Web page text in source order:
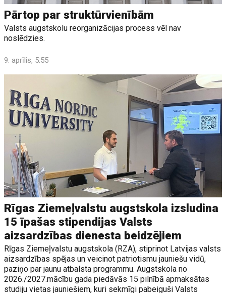
Pārtop par struktūrvienībām
Valsts augstskolu reorganizācijas process vēl nav
noslēdzies.
9. aprīlis, 5:55
Rīgas Ziemeļvalstu augstskola izsludina
15 īpašas stipendijas Valsts
aizsardzības dienesta beidzējiem
Rīgas Ziemeļvalstu augstskola (RZA), stiprinot Latvijas valsts
aizsardzības spējas un veicinot patriotismu jauniešu vidū,
paziņo par jaunu atbalsta programmu. Augstskola no
2026./2027.mācību gada piedāvās 15 pilnībā apmaksātas
studiju vietas jauniešiem, kuri sekmīgi pabeiguši Valsts